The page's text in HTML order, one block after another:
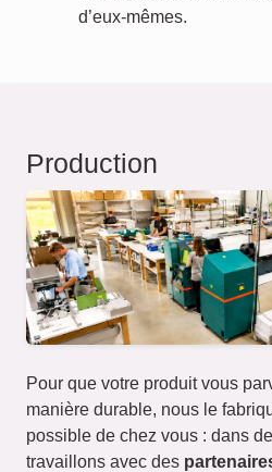
d’eux-mêmes.
Production
Pour que votre produit vous
manière durable, nous le
possible de chez vous : dans
travaillons avec des